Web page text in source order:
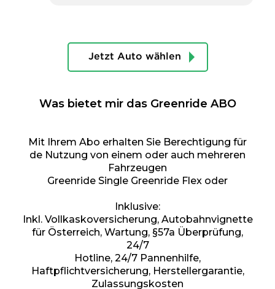
Jetzt Auto wählen
Was bietet mir das Greenride ABO
Mit Ihrem Abo erhalten Sie Berechtigung für
de Nutzung von einem oder auch mehreren
Fahrzeugen
Greenride Single Greenride Flex oder
Inklusive:
Inkl. Vollkaskoversicherung, Autobahnvignette
für Österreich, Wartung, §57a Überprüfung,
24/7
Hotline, 24/7 Pannenhilfe,
Haftpflichtversicherung, Herstellergarantie,
Zulassungskosten